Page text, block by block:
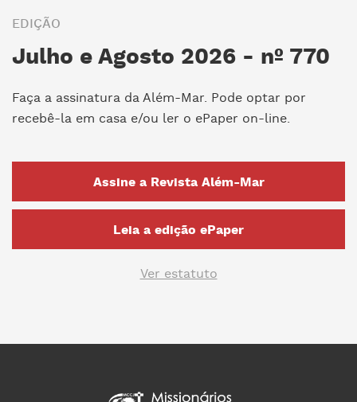
EDIÇÃO
Julho e Agosto 2026 - nº 770
Faça a assinatura da Além-Mar. Pode optar por
recebê-la em casa e/ou ler o ePaper on-line.
Assine a Revista Além-Mar
Leia a edição ePaper
Ver estatuto